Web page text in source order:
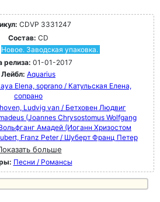
CDVP 3331247
Состав: CD
Новое. Заводская упаковка.
релиза: 01-01-2017
Лейбл: Aquarius
Elena, soprano / Катульская Елена,
сопрано
Ludvig van / Бетховен Людвиг
(Joannes Chrysostomus Wolfgang
Амадей (Иоганн Хризостом
Franz Peter / Шуберт Франц Петер
больше
Песни / Романсы